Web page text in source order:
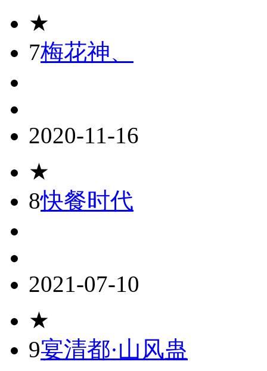
★
7梅花神、
2020-11-16
★
8快餐时代
2021-07-10
★
9宴清都·山风蛊